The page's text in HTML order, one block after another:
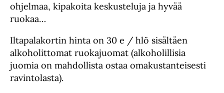
ohjelmaa, kipakoita keskusteluja ja hyvää
ruokaa…
Iltapalakortin hinta on 30 e / hlö sisältäen
alkoholittomat ruokajuomat (alkoholillisia
juomia on mahdollista ostaa omakustanteisesti
ravintolasta).